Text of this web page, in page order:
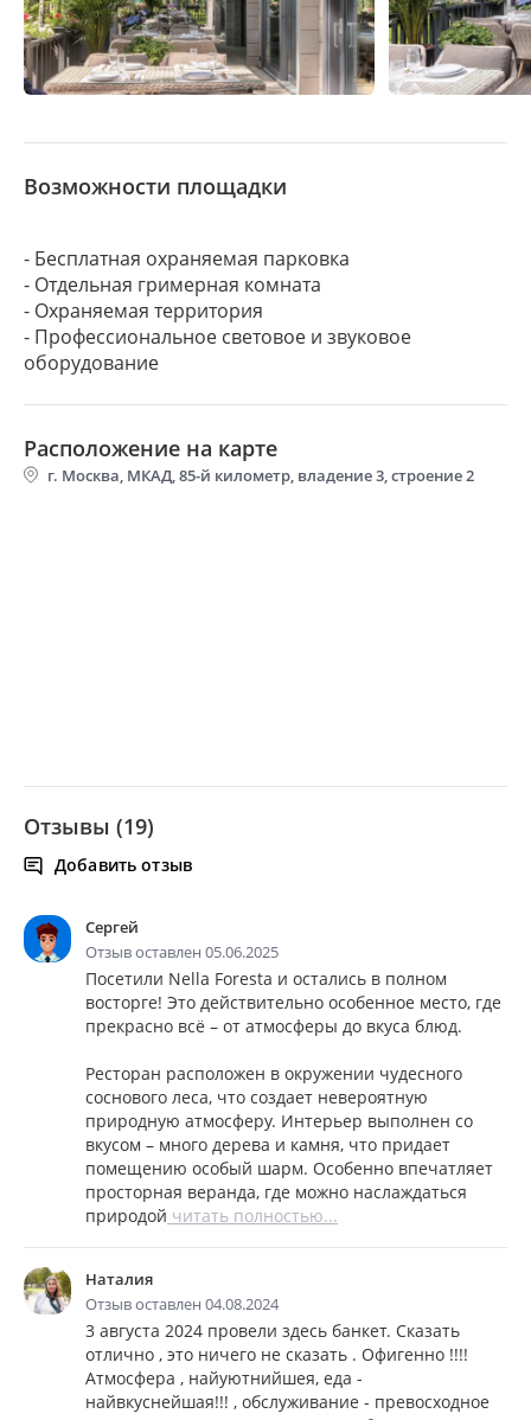
Возможности площадки
- Бесплатная охраняемая парковка
- Отдельная гримерная комната
- Охраняемая территория
- Профессиональное световое и звуковое
Расположение на карте
г. Москва, МКАД, 85-й километр, владение 3, строение 2
Отзывы (19)
Добавить отзыв
Сергей
Отзыв оставлен 05.06.2025
Посетили Nella Foresta и остались в полном
восторге! Это действительно особенное место, где
прекрасно всё – от атмосферы до вкуса блюд.
Ресторан расположен в окружении чудесного
соснового леса, что создает невероятную
природную атмосферу. Интерьер выполнен со
вкусом – много дерева и камня, что придает
помещению особый шарм. Особенно впечатляет
просторная веранда, где можно наслаждаться
природой читать полностью...
Наталия
Отзыв оставлен 04.08.2024
3 августа 2024 провели здесь банкет. Сказать
отлично , это ничего не сказать . Офигенно !!!!
Атмосфера , найуютнийшея, еда -
найвкуснейшая!!! , обслуживание - превосходное